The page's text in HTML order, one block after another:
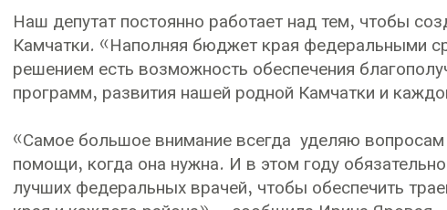
Наш депутат постоянно работает над тем, чтобы
Камчатки. «Наполняя бюджет края федеральными
решением есть возможность обеспечения
программ, развития нашей родной Камчатки и
«Самое большое внимание всегда уделяю
помощи, когда она нужна. И в этом году
лучших федеральных врачей, чтобы обеспечить